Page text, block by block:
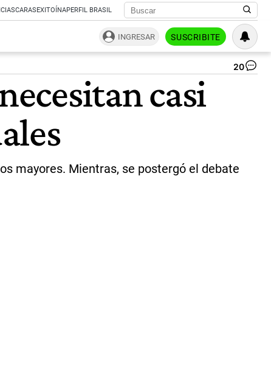
CARASEXITOÍNAPERFIL BRASIL
INGRESAR SUSCRIBITE
20
casi
mayores. Mientras, se postergó el debate